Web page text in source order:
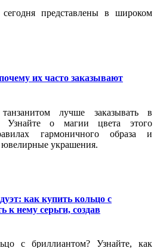
представлены в широком
их часто заказывают
лучше заказывать в
Узнайте о магии цвета этого
гармоничного образа и
украшения.
как купить кольцо с
к нему серьги, создав
с бриллиантом? Узнайте, как